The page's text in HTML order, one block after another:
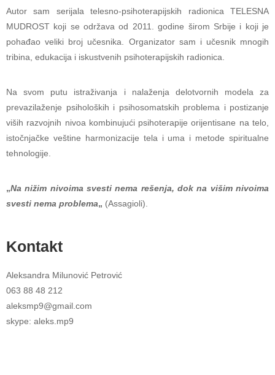
Autor sam serijala telesno-psihoterapijskih radionica TELESNA
MUDROST koji se održava od 2011. godine širom Srbije i koji je
pohađao veliki broj učesnika. Organizator sam i učesnik mnogih
tribina, edukacija i iskustvenih psihoterapijskih radionica.
Na svom putu istraživanja i nalaženja delotvornih modela za
prevazilaženje psiholoških i psihosomatskih problema i postizanje
viših razvojnih nivoa kombinujući psihoterapije orijentisane na telo,
istočnjačke veštine harmonizacije tela i uma i metode spiritualne
tehnologije.
„Na nižim nivoima svesti nema rešenja, dok na višim nivoima
svesti nema problema„ (Assagioli).
Kontakt
Aleksandra Milunović Petrović
063 88 48 212
aleksmp9@gmail.com
skype: aleks.mp9